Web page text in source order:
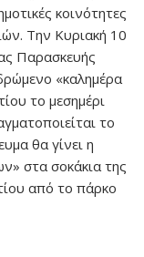
κοινότητες
Την Κυριακή 10
Παρασκευής
«καλημέρα
το μεσημέρι
το
θα γίνει η
στα σοκάκια της
από το πάρκο